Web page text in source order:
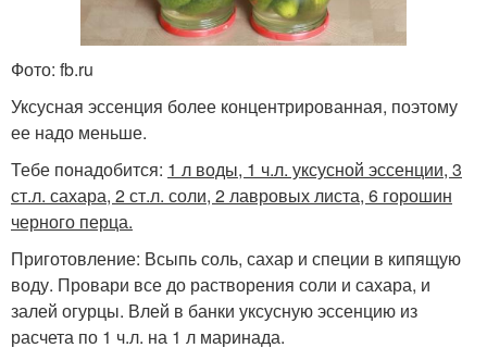
Фото: fb.ru
Уксусная эссенция более концентрированная, поэтому
ее надо меньше.
Тебе понадобится: 1 л воды, 1 ч.л. уксусной эссенции, 3
ст.л. сахара, 2 ст.л. соли, 2 лавровых листа, 6 горошин
черного перца.
Приготовление: Всыпь соль, сахар и специи в кипящую
воду. Провари все до растворения соли и сахара, и
залей огурцы. Влей в банки уксусную эссенцию из
расчета по 1 ч.л. на 1 л маринада.